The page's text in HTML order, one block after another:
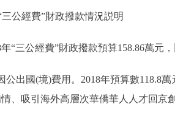
經費”財政撥款情況説明
三公經費”財政撥款預算158.86萬元，
國(境)費用。2018年預算數118.8萬
、吸引海外高層次華僑華人人才回京